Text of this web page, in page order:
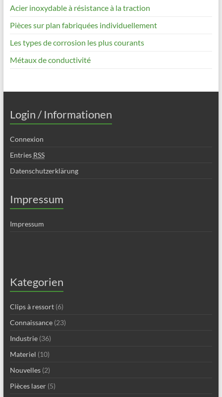
Acier inoxydable à résistance à la traction
Pièces sur plan fabriquées individuellement
Les types de corrosion les plus courants
Métaux de conductivité
Login / Informationen
Connexion
Entries RSS
Datenschutzerklärung
Impressum
Impressum
Kategorien
Clips à ressort(6)
Connaissance(23)
Industrie(36)
Materiel (10)
Nouvelles(2)
Pièces laser(5)